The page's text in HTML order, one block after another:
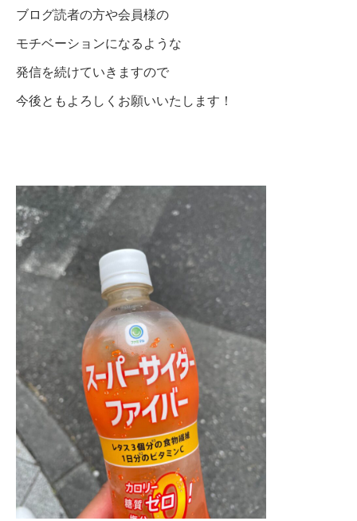
ブログ読者の方や会員様の
モチベーションになるような
発信を続けていきますので
今後ともよろしくお願いいたします！